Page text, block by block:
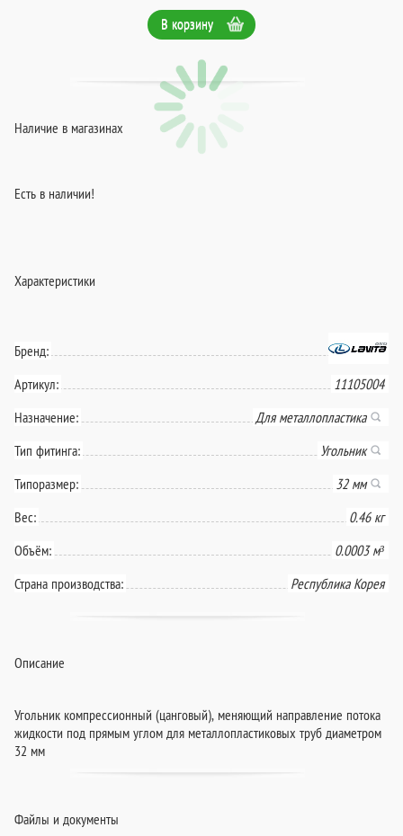
В корзину
Наличие в магазинах
Есть в наличии!
Характеристики
Бренд:
Артикул:
11105004
Назначение:
Для металлопластика
Тип фитинга:
Угольник
Типоразмер:
32 мм
Вес:
0.46 кг
Объём:
0.0003 м³
Страна производства:
Республика Корея
Описание
Угольник компрессионный (цанговый), меняющий направление потока
жидкости под прямым углом для металлопластиковых труб диаметром
32 мм
Файлы и документы